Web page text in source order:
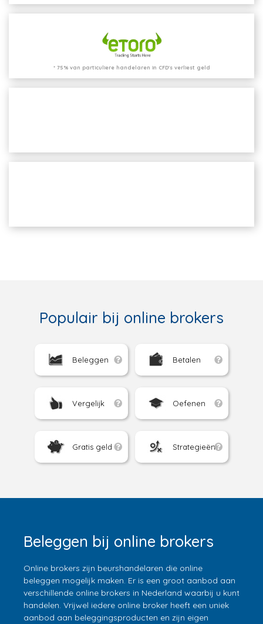
* 75% van particuliere handelaren in CFD's verliest geld
Populair bij online brokers
Beleggen Betalen
Vergelijk Oefenen
Gratis geld Strategieën
Beleggen bij online brokers
Online brokers zijn beurshandelaren die online
beleggen mogelijk maken. Er is een groot aanbod aan
verschillende online brokers in Nederland waarbij u kunt
handelen. Vrijwel iedere online broker heeft een uniek
aanbod aan beleggingsproducten en zijn eigen